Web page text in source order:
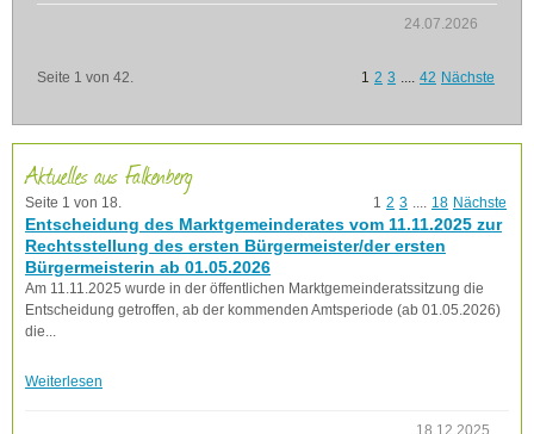
24.07.2026
Seite 1 von 42. 1 2 3 .... 42 Nächste
Aktuelles aus Falkenberg
Seite 1 von 18. 1 2 3 .... 18 Nächste
Entscheidung des Marktgemeinderates vom 11.11.2025 zur
Rechtsstellung des ersten Bürgermeister/der ersten
Bürgermeisterin ab 01.05.2026
Am 11.11.2025 wurde in der öffentlichen Marktgemeinderatssitzung die
Entscheidung getroffen, ab der kommenden Amtsperiode (ab 01.05.2026)
die...
Weiterlesen
18.12.2025